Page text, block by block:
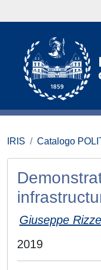
IRIS Catalogo
Giuseppe
2019